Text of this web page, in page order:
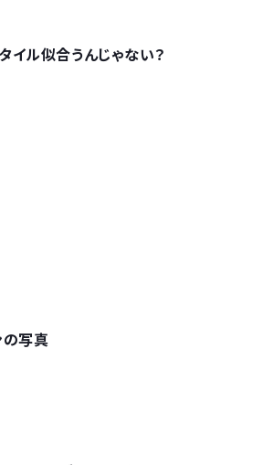
イル似合うんじゃない？
の写真